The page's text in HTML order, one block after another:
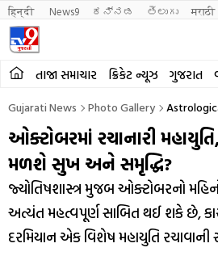
हिन्दी News9 ಕನ್ನಡ తెలుగు मराठी
તાજા સમાચાર ક્રિકેટ ન્યૂઝ ગુજરાત
Gujarati News Photo Gallery
ઓક્ટોબરમાં રચાનારી
મળશે સુખ અને સમૃદ્ધિ?
જ્યોતિષશાસ્ત્ર મુજબ ઓક્ટોબરનો મહિનો
અત્યંત મહત્વપૂર્ણ સાબિત થઈ શકે છે,
દરમિયાન એક વિશેષ મહાયુતિ